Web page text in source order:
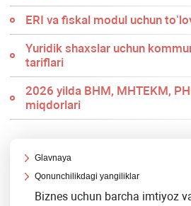
ERI va fiskal modul uchun
Yuridik shaхslar uchun
tariflari
2026 yilda BHM, MHTEKM,
miqdorlari
Glavnaya
Qonunchilikdagi yangiliklar
Biznes uchun barcha imtiyoz